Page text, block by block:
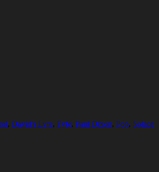
, David's Lyre, Fyfe, Paul Dixon, Pop, Solace